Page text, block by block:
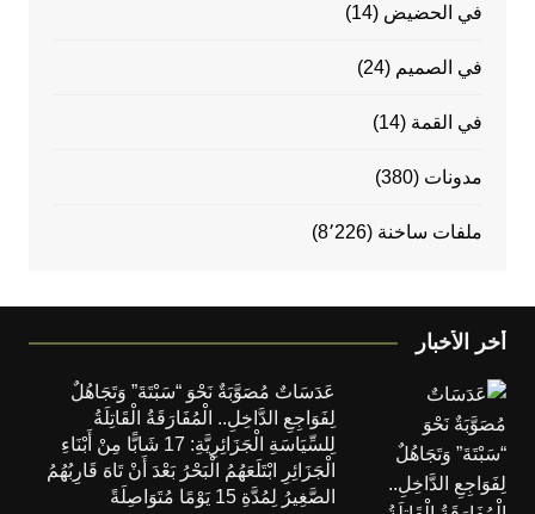
في الحضيض (14)
في الصميم (24)
في القمة (14)
مدونات (380)
ملفات ساخنة (8٬226)
أخر الأخبار
عَدَسَاتٌ مُصَوَّبَةٌ نَحْوَ “سَبْتَةَ” وَتَجَاهُلٌ
لِفَوَاجِعِ الدَّاخِلِ.. الْمُفَارَقَةُ الْقَاتِلَةُ
لِلسِّيَاسَةِ الْجَزَائِرِيَّةِ: 17 شَابًّا مِنْ أَبْنَاءِ
الْجَزَائِرِ ابْتَلَعَهُمُ الْبَحْرُ بَعْدَ أَنْ تَاهَ قَارِبُهُمُ
الصَّغِيرُ لِمُدَّةِ 15 يَوْمًا مُتَوَاصِلَةً